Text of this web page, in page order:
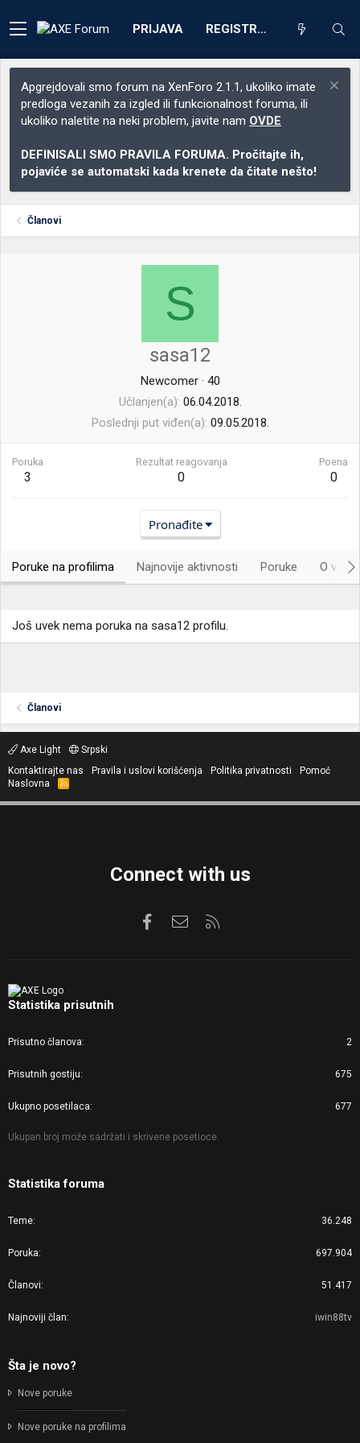
PRIJAVA REGISTRACIJA
Apgrejdovali smo forum na XenForo 2.1.1, ukoliko imate
predloga vezanih za izgled ili funkcionalnost foruma, ili
ukoliko naletite na neki problem, javite nam OVDE
DEFINISALI SMO PRAVILA FORUMA. Pročitajte ih,
pojaviće se automatski kada krenete da čitate nešto!
Članovi
S
sasa12
Newcomer · 40
Učlanjen(a) 06.04.2018.
Poslednji put viđen(a) 09.05.2018.
Poruka
3
Rezultat reagovanja
0
Poena
0
Pronađite
Poruke na profilima Najnovije aktivnosti Poruke O
Još uvek nema poruka na sasa12 profilu.
Članovi
Axe Light
Srpski
Kontaktirajte nas
Pravila i uslovi korišćenja Politika privatnosti
Pomoć
Naslovna
R
S
Connect with us
FacebookKontaktirajte nas
Statistika prisutnih
Prisutno članova 2
Prisutnih gostiju 675
Ukupno posetilaca 677
Ukupan broj može sadržati i skrivene posetioce.
Statistika foruma
Teme 36.248
Poruka 697.904
Članovi 51.417
Najnoviji član iwin88tv
Šta je novo?
Nove poruke
Nove poruke na profilima